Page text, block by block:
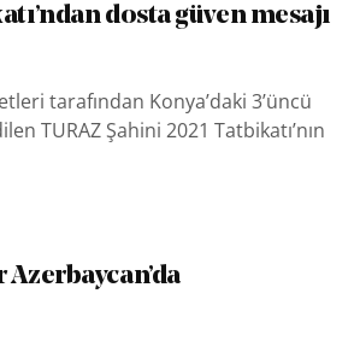
dosta güven mesajı
tarafından Konya’daki 3’üncü
TURAZ Şahini 2021 Tatbikatı’nın